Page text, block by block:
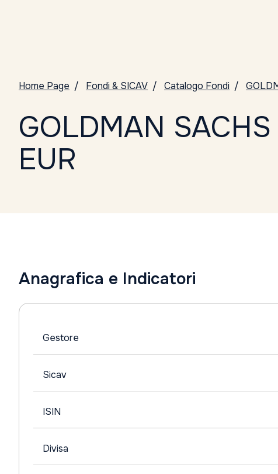
Home Page Fondi & SICAV Catalogo Fondi
GOLDMAN
EUR
Anagrafica e Indicatori
Gestore
Sicav
ISIN
Divisa